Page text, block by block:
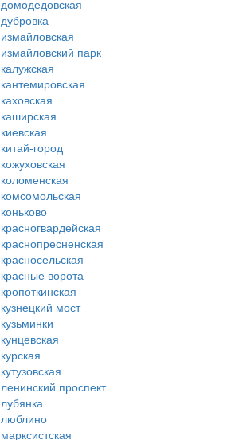
домодедовская
дубровка
измайловская
измайловский парк
калужская
кантемировская
каховская
каширская
киевская
китай-город
кожуховская
коломенская
комсомольская
коньково
красногвардейская
краснопресненская
красносельская
красные ворота
кропоткинская
кузнецкий мост
кузьминки
кунцевская
курская
кутузовская
ленинский проспект
лубянка
люблино
марксистская